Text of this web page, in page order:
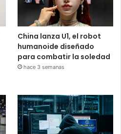
China lanza U1, el robot
humanoide diseñado
para combatir la soledad
hace 3 semanas